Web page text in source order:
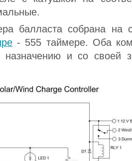
балласта собрана на
- 555 таймере. Оба
назначению и со своей